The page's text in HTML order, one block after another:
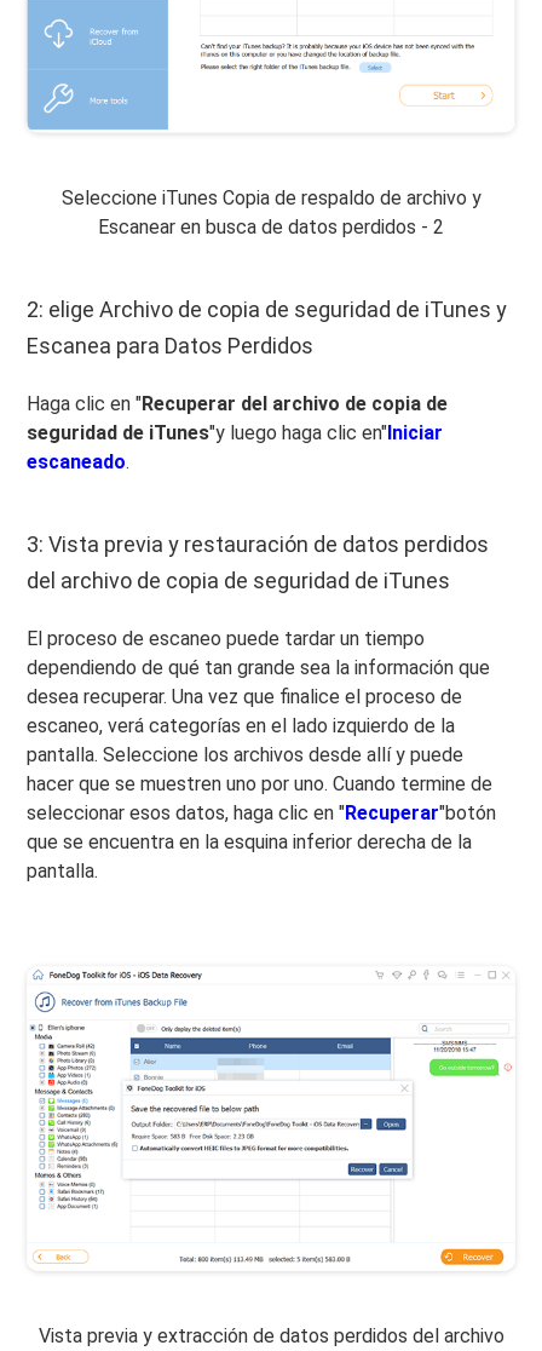
Seleccione iTunes Copia de respaldo de archivo y
Escanear en busca de datos perdidos - 2
2: elige Archivo de copia de seguridad de iTunes y
Escanea para Datos Perdidos
Haga clic en "Recuperar del archivo de copia de
seguridad de iTunes"y luego haga clic en"Iniciar
escaneado.
3: Vista previa y restauración de datos perdidos
del archivo de copia de seguridad de iTunes
El proceso de escaneo puede tardar un tiempo
dependiendo de qué tan grande sea la información que
desea recuperar. Una vez que finalice el proceso de
escaneo, verá categorías en el lado izquierdo de la
pantalla. Seleccione los archivos desde allí y puede
hacer que se muestren uno por uno. Cuando termine de
seleccionar esos datos, haga clic en "Recuperar"botón
que se encuentra en la esquina inferior derecha de la
pantalla.
Vista previa y extracción de datos perdidos del archivo